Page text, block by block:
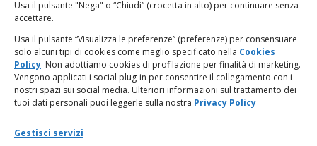
Usa il pulsante "Nega" o “Chiudi” (crocetta in alto) per continuare senza
accettare.
Usa il pulsante “Visualizza le preferenze” (preferenze) per consensuare
solo alcuni tipi di cookies come meglio specificato nella Cookies
Policy Non adottiamo cookies di profilazione per finalità di marketing.
Vengono applicati i social plug-in per consentire il collegamento con i
nostri spazi sui social media. Ulteriori informazioni sul trattamento dei
tuoi dati personali puoi leggerle sulla nostra Privacy Policy
Gestisci servizi
Privacy Policy
Regolamento categorie particolari di dati personali e dati
giudiziari
Amministrazione Trasparente